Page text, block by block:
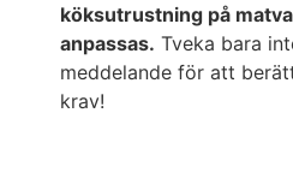
köksutrustning på
anpassas. Tveka bara
meddelande för att
krav!